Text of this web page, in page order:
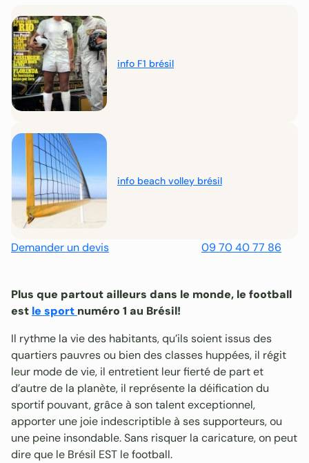
Plus que partout ailleurs dans le monde, le football
est le sport numéro 1 au Brésil!
Il rythme la vie des habitants, qu’ils soient issus des
quartiers pauvres ou bien des classes huppées, il régit
leur mode de vie, il entretient leur fierté de part et
d’autre de la planète, il représente la déification du
sportif pouvant, grâce à son talent exceptionnel,
apporter une joie indescriptible à ses supporteurs, ou
une peine insondable. Sans risquer la caricature, on peut
dire que le Brésil EST le football.
info F1 brésil
info beach volley brésil
Demander un devis 09 70 40 77 86